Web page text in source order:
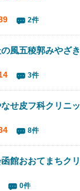
2件
風五稜郭みやざ
3件
せ皮フ科クリニ
8件
函館おおてまちク
0件